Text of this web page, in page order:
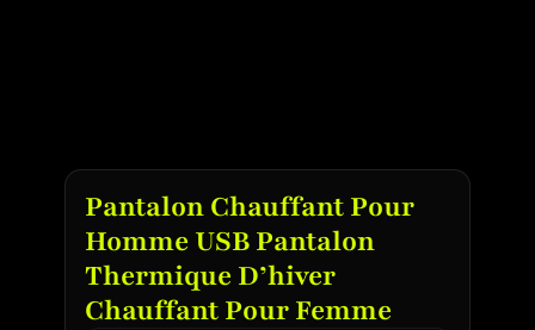
Pantalon Chauffant Pour
Homme USB Pantalon
Thermique D’hiver
Chauffant Pour Femme